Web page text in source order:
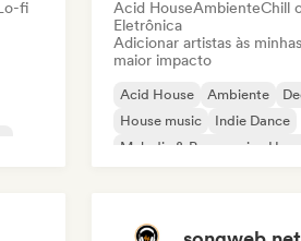
fi
Acid HouseAmbienteChill
Eletrônica
Adicionar artistas às
maior impacto
Acid House Ambiente
House music
Indie Dance
Melodic & Progressive House